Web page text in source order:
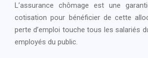
L’assurance chômage est une
cotisation pour bénéficier de cette
perte d’emploi touche tous les salariés
employés du public.